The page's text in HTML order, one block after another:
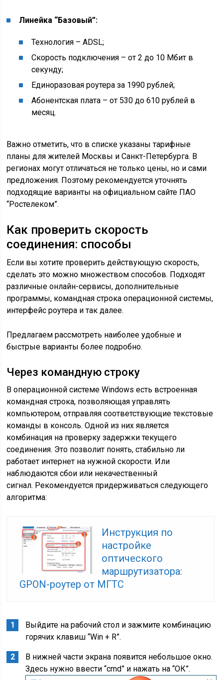
Линейка “Базовый”:
Технология – ADSL;
Скорость подключения – от 2 до 10 Мбит в
секунду;
Единоразовая роутера за 1990 рублей;
Абонентская плата – от 530 до 610 рублей в
месяц.
Важно отметить, что в списке указаны тарифные
планы для жителей Москвы и Санкт-Петербурга. В
регионах могут отличаться не только цены, но и сами
предложения. Поэтому рекомендуется уточнять
подходящие варианты на официальном сайте ПАО
“Ростелеком”.
Как проверить скорость
соединения: способы
Если вы хотите проверить действующую скорость,
сделать это можно множеством способов. Подходят
различные онлайн-сервисы, дополнительные
программы, командная строка операционной системы,
интерфейс роутера и так далее.
Предлагаем рассмотреть наиболее удобные и
быстрые варианты более подробно.
Через командную строку
В операционной системе Windows есть встроенная
командная строка, позволяющая управлять
компьютером, отправляя соответствующие текстовые
команды в консоль. Одной из них является
комбинация на проверку задержки текущего
соединения. Это позволит понять, стабильно ли
работает интернет на нужной скорости. Или
наблюдаются сбои или некачественный
сигнал. Рекомендуется придерживаться следующего
алгоритма:
Инструкция по
настройке
оптического
маршрутизатора:
GPON-роутер от МГТС
Выйдите на рабочий стол и зажмите комбинацию
горячих клавиш “Win + R”.
В нижней части экрана появится небольшое окно.
Здесь нужно ввести “cmd” и нажать на “ОК”.